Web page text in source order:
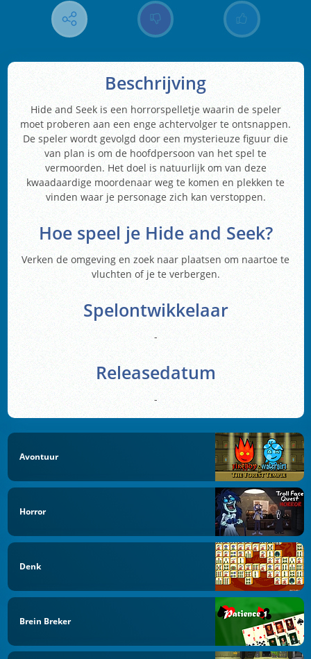
Beschrijving
Hide and Seek is een horrorspelletje waarin de speler
moet proberen aan een enge achtervolger te ontsnappen.
De speler wordt gevolgd door een mysterieuze figuur die
van plan is om de hoofdpersoon van het spel te
vermoorden. Het doel is natuurlijk om van deze
kwaadaardige moordenaar weg te komen en plekken te
vinden waar je personage zich kan verstoppen.
Hoe speel je Hide and Seek?
Verken de omgeving en zoek naar plaatsen om naartoe te
vluchten of je te verbergen.
Spelontwikkelaar
-
Releasedatum
-
Avontuur
Horror
Denk
Brein Breker